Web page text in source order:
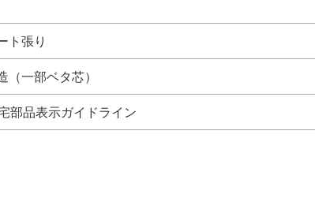
ト張り
（一部ベタ芯）
品表示ガイドライン